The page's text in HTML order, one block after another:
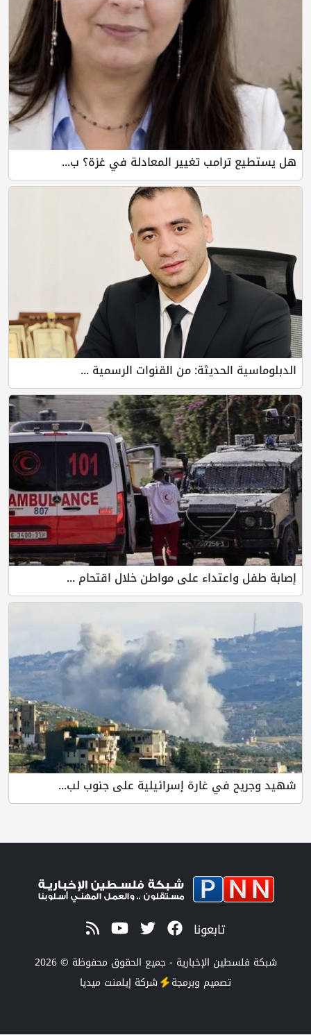
هل يستطيع ترامب تغيير المعادلة في غزة؟ ب...
الدبلوماسية الحديثة: من القنوات الرسمية ...
إصابة طفل واعتداء على مواطن خلال اقتحام ...
شهيد وجريح في غارة إسرائيلية على جنوب لب...
تابعونا
شبكة فلسطين الإخبارية - جميع الحقوق محفوظة © 2026
تصميم وبرمجة شركة إيلمنت ميديا